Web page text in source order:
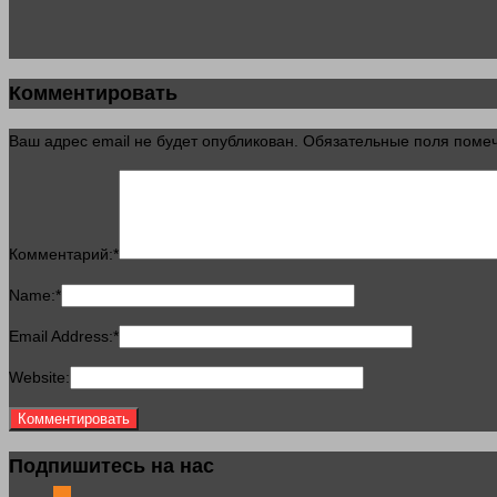
Комментировать
Ваш адрес email не будет опубликован. Обязательные поля
Комментарий:*
Name:*
Email Address:*
Website:
Подпишитесь на нас